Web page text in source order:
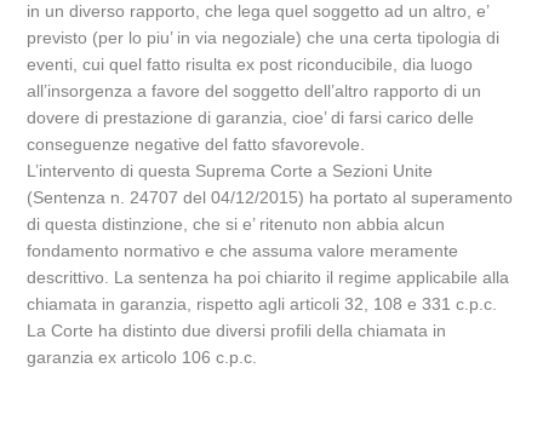
in un diverso rapporto, che lega quel soggetto ad un altro, e’
previsto (per lo piu’ in via negoziale) che una certa tipologia di
eventi, cui quel fatto risulta ex post riconducibile, dia luogo
all’insorgenza a favore del soggetto dell’altro rapporto di un
dovere di prestazione di garanzia, cioe’ di farsi carico delle
conseguenze negative del fatto sfavorevole.
L’intervento di questa Suprema Corte a Sezioni Unite
(Sentenza n. 24707 del 04/12/2015) ha portato al superamento
di questa distinzione, che si e’ ritenuto non abbia alcun
fondamento normativo e che assuma valore meramente
descrittivo. La sentenza ha poi chiarito il regime applicabile alla
chiamata in garanzia, rispetto agli articoli 32, 108 e 331 c.p.c.
La Corte ha distinto due diversi profili della chiamata in
garanzia ex articolo 106 c.p.c.